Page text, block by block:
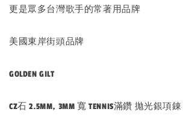
更是眾多台灣歌手的常著用品牌
美國東岸街頭品牌
GOLDEN GILT
CZ石 2.5MM, 3MM 寬 TENNIS滿鑽 拋光銀項錬